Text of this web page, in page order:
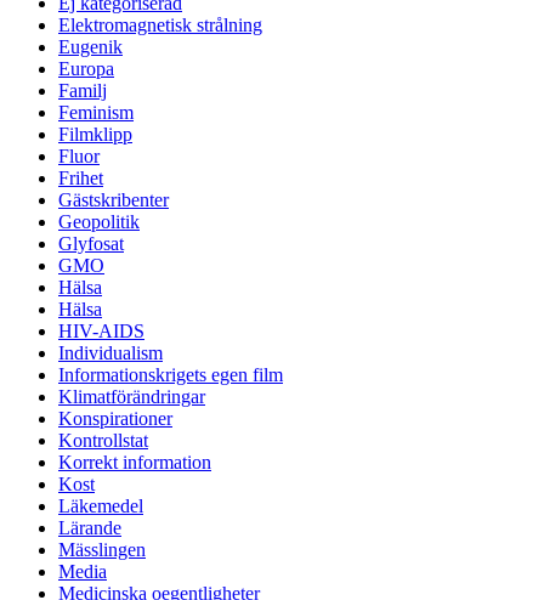
Elektromagnetisk strålning
Eugenik
Europa
Familj
Feminism
Filmklipp
Fluor
Frihet
Gästskribenter
Geopolitik
Glyfosat
GMO
Hälsa
Hälsa
HIV-AIDS
Individualism
Informationskrigets egen film
Klimatförändringar
Konspirationer
Kontrollstat
Korrekt information
Kost
Läkemedel
Lärande
Mässlingen
Media
Medicinska oegentligheter